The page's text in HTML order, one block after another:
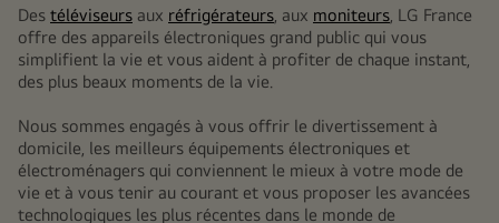
Des téléviseurs aux réfrigérateurs, aux moniteurs, LG France
offre des appareils électroniques grand public qui vous
simplifient la vie et vous aident à profiter de chaque instant,
des plus beaux moments de la vie.
Nous sommes engagés à vous offrir le divertissement à
domicile, les meilleurs équipements électroniques et
électroménagers qui conviennent le mieux à votre mode de
vie et à vous tenir au courant et vous proposer les avancées
technologiques les plus récentes dans le monde de